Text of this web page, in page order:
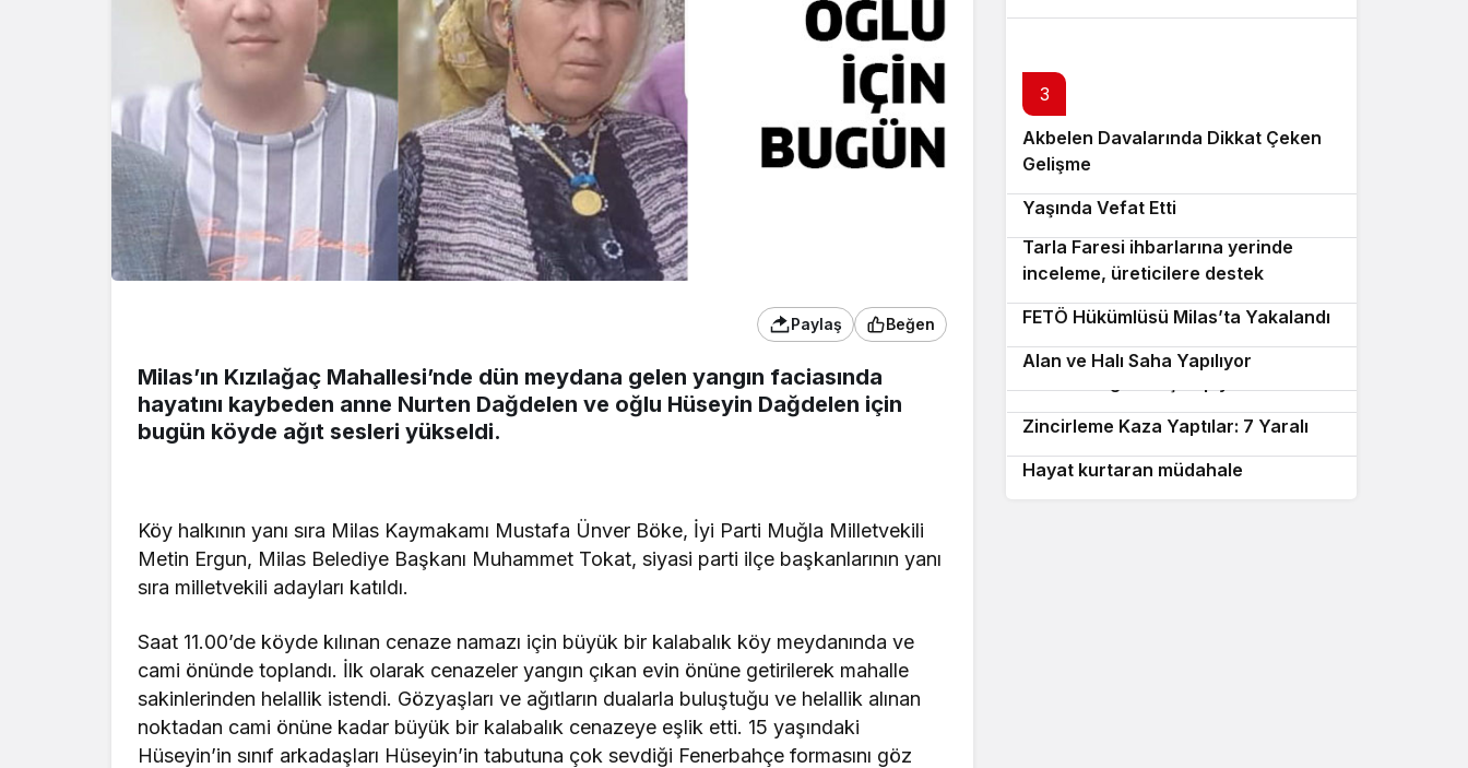
Paylaş Beğen
Milas’ın Kızılağaç Mahallesi’nde dün meydana gelen yangın faciasında
hayatını kaybeden anne Nurten Dağdelen ve oğlu Hüseyin Dağdelen için
bugün köyde ağıt sesleri yükseldi.
Köy halkının yanı sıra Milas Kaymakamı Mustafa Ünver Böke, İyi Parti Muğla Milletvekili
Metin Ergun, Milas Belediye Başkanı Muhammet Tokat, siyasi parti ilçe başkanlarının yanı
sıra milletvekili adayları katıldı.
Saat 11.00’de köyde kılınan cenaze namazı için büyük bir kalabalık köy meydanında ve
cami önünde toplandı. İlk olarak cenazeler yangın çıkan evin önüne getirilerek mahalle
sakinlerinden helallik istendi. Gözyaşları ve ağıtların dualarla buluştuğu ve helallik alınan
noktadan cami önüne kadar büyük bir kalabalık cenazeye eşlik etti. 15 yaşındaki
Hüseyin’in sınıf arkadaşları Hüseyin’in tabutuna çok sevdiği Fenerbahçe formasını göz
kalmayacağız”
3
Akbelen Davalarında Dikkat Çeken
Gelişme
4
Milas’ta Acı Kayıp: Malik Bircan 40
Yaşında Vefat Etti
5
Tarla Faresi ihbarlarına yerinde
inceleme, üreticilere destek
6
FETÖ Hükümlüsü Milas’ta Yakalandı
Alan ve Halı Saha Yapılıyor
8
Filenin Sultanları, Brezilya’yı yenerek
9
Köpeğe Çarpmamak İsterken
Zincirleme Kaza Yaptılar: 7 Yaralı
10
Hayat kurtaran müdahale